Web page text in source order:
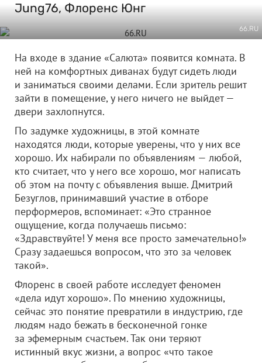
Jung76, Флоренс Юнг
66.RU
На входе в здание «Салюта» появится комната. В
ней на комфортных диванах будут сидеть люди
и заниматься своими делами. Если зритель решит
зайти в помещение, у него ничего не выйдет —
двери захлопнутся.
По задумке художницы, в этой комнате
находятся люди, которые уверены, что у них все
хорошо. Их набирали по объявлениям — любой,
кто считает, что у него все хорошо, мог написать
об этом на почту с объявления выше. Дмитрий
Безуглов, принимавший участие в отборе
перформеров, вспоминает: «Это странное
ощущение, когда получаешь письмо:
«Здравствуйте! У меня все просто замечательно!»
Сразу задаешься вопросом, что это за человек
такой».
Флоренс в своей работе исследует феномен
«дела идут хорошо». По мнению художницы,
сейчас это понятие превратили в индустрию, где
людям надо бежать в бесконечной гонке
за эфемерным счастьем. Так они теряют
истинный вкус жизни, а вопрос «что такое